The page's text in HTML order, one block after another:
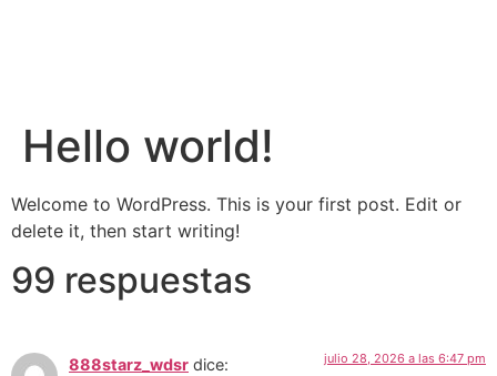
Hello world!
Welcome to WordPress. This is your first post. Edit or
delete it, then start writing!
99 respuestas
888starz_wdsr dice: julio 28, 2026 a las 6:47 pm